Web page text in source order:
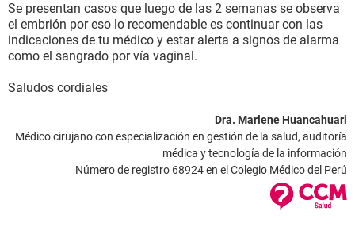
Se presentan casos que luego de las 2 semanas se observa
el embrión por eso lo recomendable es continuar con las
indicaciones de tu médico y estar alerta a signos de alarma
como el sangrado por vía vaginal.
Saludos cordiales
Dra. Marlene Huancahuari
Médico cirujano con especialización en gestión de la salud, auditoría
médica y tecnología de la información
Número de registro 68924 en el Colegio Médico del Perú